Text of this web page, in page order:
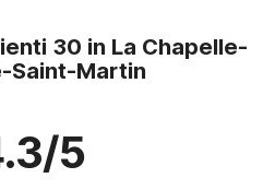
30 in La Chapelle-
Saint-Martin
5